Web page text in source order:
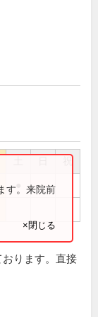
す。来院前
×閉じる
ります。直接